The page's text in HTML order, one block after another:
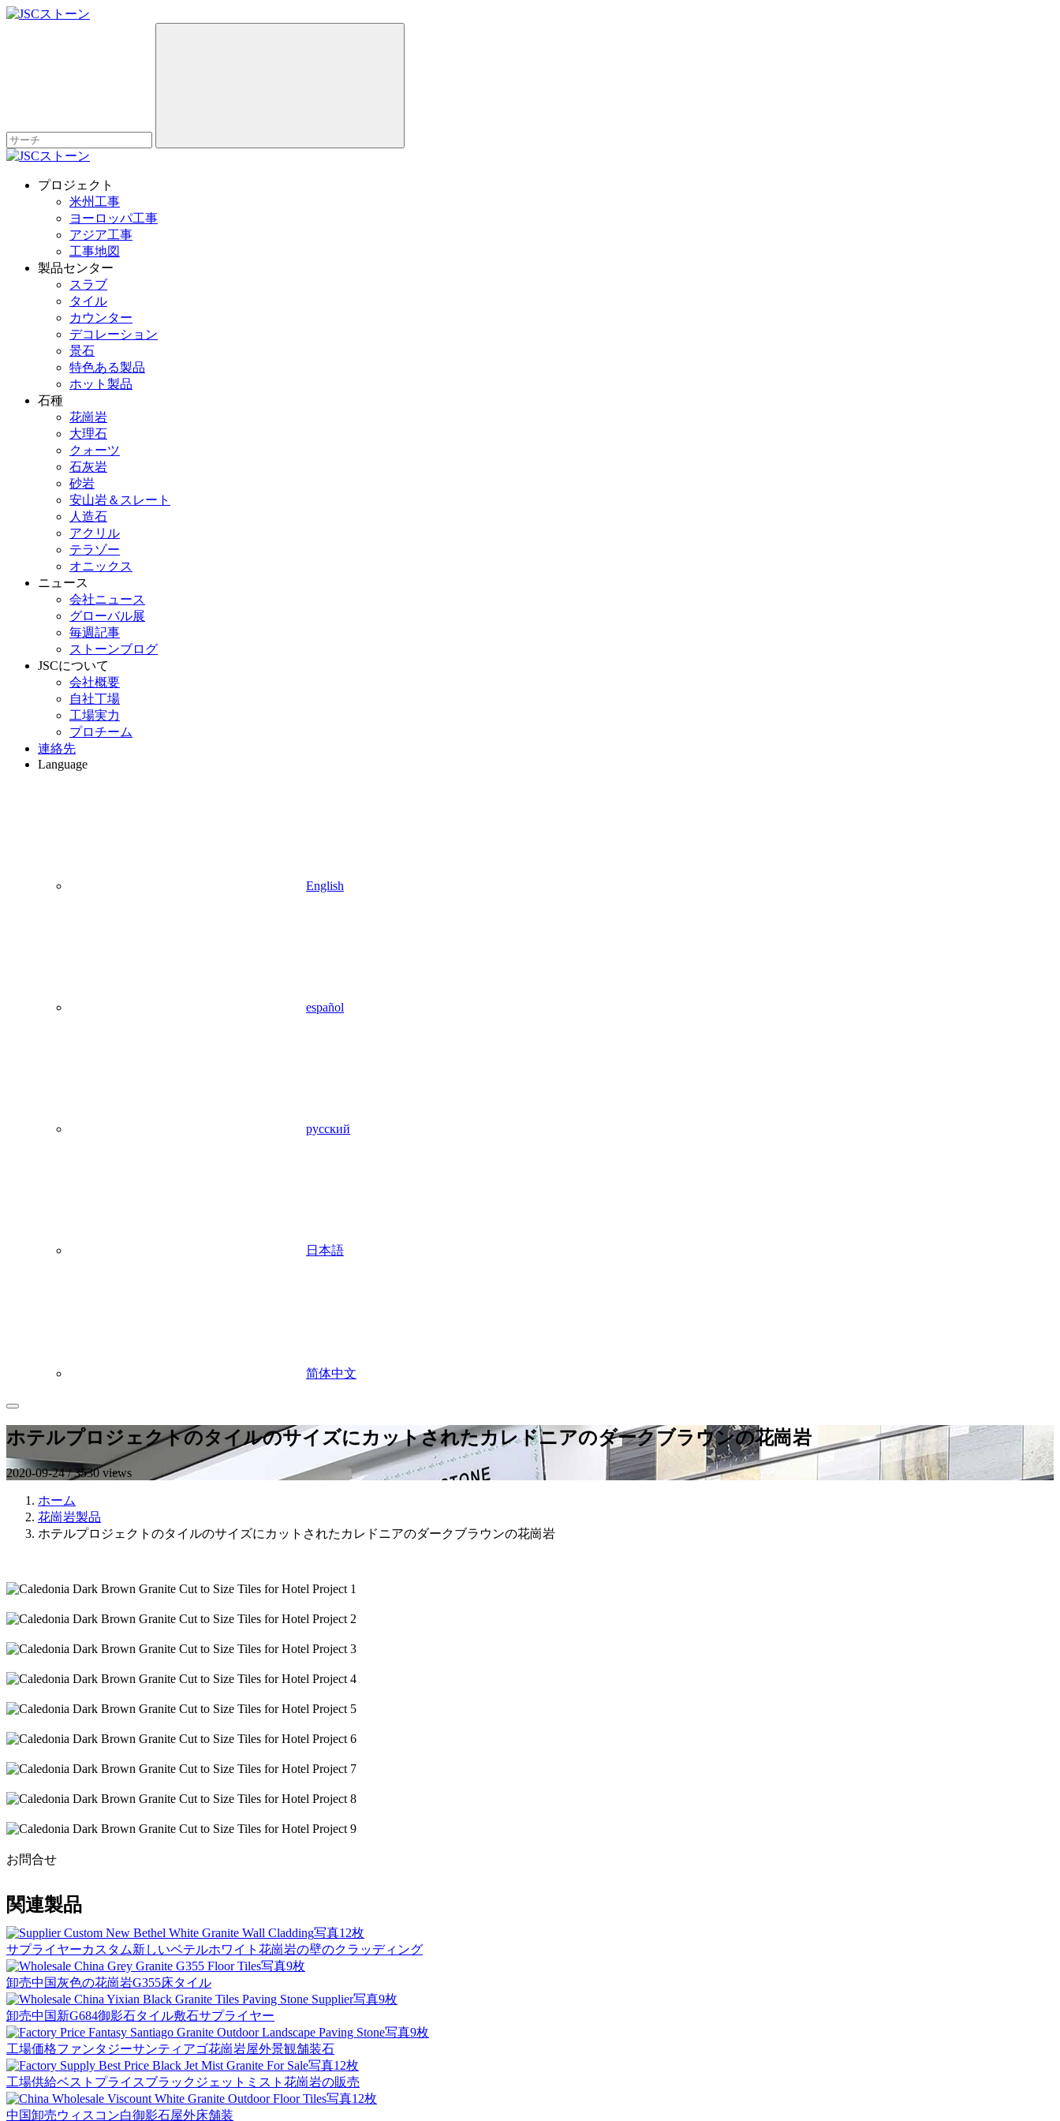
プロジェクト
米州工事
ヨーロッパ工事
アジア工事
工事地図
製品センター
スラブ
タイル
カウンター
デコレーション
景石
特色ある製品
ホット製品
石種
花崗岩
大理石
クォーツ
石灰岩
砂岩
安山岩＆スレート
人造石
アクリル
テラゾー
オニックス
ニュース
会社ニュース
グローバル展
毎週記事
ストーンブログ
JSCについて
会社概要
自社丁場
工場実力
プロチーム
連絡先
Language
English
español
русский
日本語
简体中文
ホテルプロジェクトのタイルのサイズにカットされたカレドニアのダークブラウンの花崗岩
2020-09-24 / 3530 views
ホーム
花崗岩製品
ホテルプロジェクトのタイルのサイズにカットされたカレドニアのダークブラウンの花崗岩
お問合せ
関連製品
写真12枚
サプライヤーカスタム新しいベテルホワイト花崗岩の壁のクラッディング
写真9枚
卸売中国灰色の花崗岩G355床タイル
写真9枚
卸売中国新G684御影石タイル敷石サプライヤー
写真9枚
工場価格ファンタジーサンティアゴ花崗岩屋外景観舗装石
写真12枚
工場供給ベストプライスブラックジェットミスト花崗岩の販売
写真12枚
中国卸売ウィスコン白御影石屋外床舗装